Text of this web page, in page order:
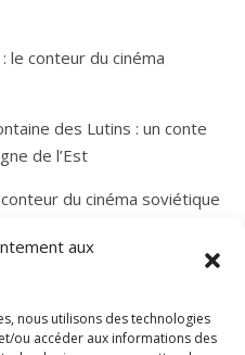
aux
nous utilisons des technologies
ou accéder aux informations des
le conteur du cinéma
des Lutins : un conte
de l’Est
du cinéma soviétique